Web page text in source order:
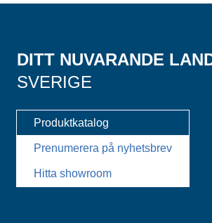
DITT NUVARANDE
SVERIGE
Produktkatalog
Prenumerera på nyhetsbrev
Hitta showroom